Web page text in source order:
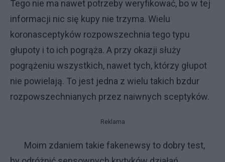
Tego nie ma nawet potrzeby weryfikować, bo w tej
informacji nic się kupy nie trzyma. Wielu
koronasceptyków rozpowszechnia tego typu
głupoty i to ich pogrąża. A przy okazji służy
pogrążeniu wszystkich, nawet tych, którzy głupot
nie powielają. To jest jedna z wielu takich bzdur
rozpowszechnianych przez naiwnych sceptyków.
Reklama
Moim zdaniem takie fakenewsy to dobry test,